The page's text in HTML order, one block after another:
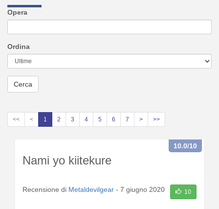
Opera
Ordina
Cerca
<< < 1 2 3 4 5 6 7 > >>
Nami yo kiitekure
10.0/10
Recensione di Metaldevilgear - 7 giugno 2020 10